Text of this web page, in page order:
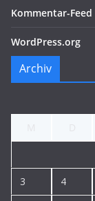
Kommentar-Feed
WordPress.org
Archiv
3 4